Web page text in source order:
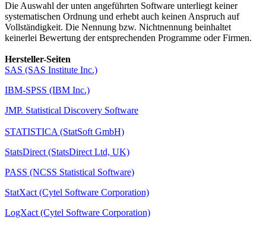
Die Auswahl der unten angeführten Software unterliegt keiner
systematischen Ordnung und erhebt auch keinen Anspruch auf
Vollständigkeit. Die Nennung bzw. Nichtnennung beinhaltet
keinerlei Bewertung der entsprechenden Programme oder Firmen.
Hersteller-Seiten
SAS (SAS Institute Inc.)
IBM-SPSS (IBM Inc.)
JMP. Statistical Discovery Software
STATISTICA (StatSoft GmbH)
StatsDirect (StatsDirect Ltd, UK)
PASS (NCSS Statistical Software)
StatXact (Cytel Software Corporation)
LogXact (Cytel Software Corporation)